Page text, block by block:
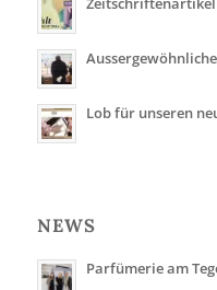
Lob für unseren
NEWS
Parfümerie am